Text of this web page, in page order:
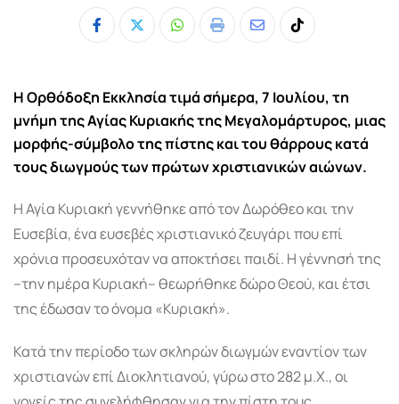
Whatsapp
Print
ShareTiktok
Η Ορθόδοξη Εκκλησία τιμά σήμερα, 7 Ιουλίου, τη
μνήμη της Αγίας Κυριακής της Μεγαλομάρτυρος, μιας
μορφής-σύμβολο της πίστης και του θάρρους κατά
τους διωγμούς των πρώτων χριστιανικών αιώνων.
Η Αγία Κυριακή γεννήθηκε από τον Δωρόθεο και την
Ευσεβία, ένα ευσεβές χριστιανικό ζευγάρι που επί
χρόνια προσευχόταν να αποκτήσει παιδί. Η γέννησή της
–την ημέρα Κυριακή– θεωρήθηκε δώρο Θεού, και έτσι
της έδωσαν το όνομα «Κυριακή».
Κατά την περίοδο των σκληρών διωγμών εναντίον των
χριστιανών επί Διοκλητιανού, γύρω στο 282 μ.Χ., οι